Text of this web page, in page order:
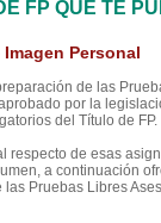
FP QUE TE
Imagen Personal
de las
por la
del Título de FP.
respecto de esas
a continuación
las Pruebas Libres